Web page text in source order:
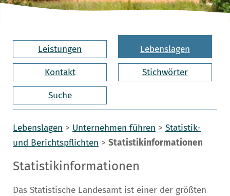
Leistungen Lebenslagen
Kontakt Stichwörter
Suche
Lebenslagen > Unternehmen führen > Statistik-
und Berichtspflichten > Statistikinformationen
Statistikinformationen
Das Statistische Landesamt ist einer der größten